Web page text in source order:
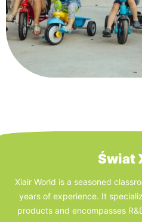
Świat
Xiair World is a seasoned
years of experience. It
products and encompasses